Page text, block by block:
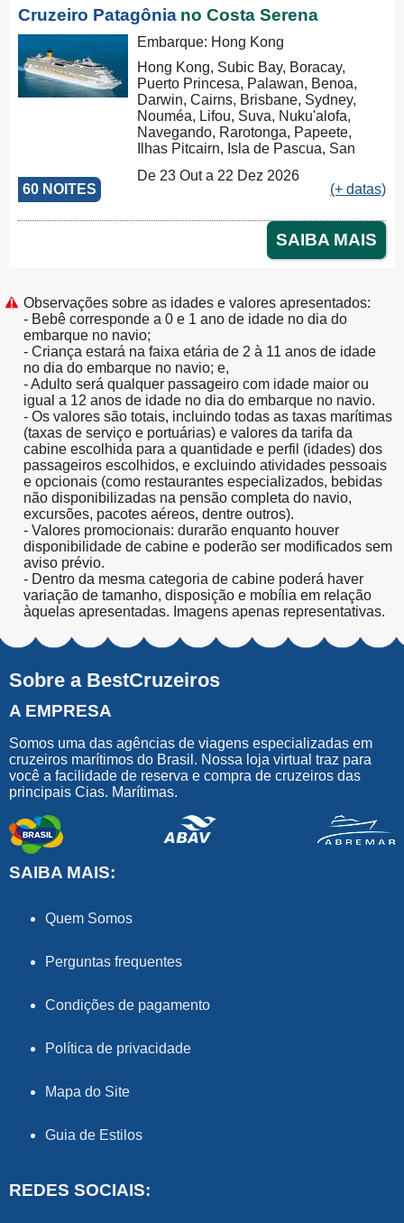
Cruzeiro Patagônia no Costa Serena
60 NOITES
Embarque: Hong Kong
Hong Kong, Subic Bay, Boracay,
Puerto Princesa, Palawan, Benoa,
Darwin, Cairns, Brisbane, Sydney,
Nouméa, Lifou, Suva, Nuku'alofa,
Navegando, Rarotonga, Papeete,
Ilhas Pitcairn, Isla de Pascua, San
Chacabuco, Punta Arenas, Ushuaia,
De 23 Out a 22 Dez 2026
(+ datas)
SAIBA MAIS
Observações sobre as idades e valores apresentados:
- Bebê corresponde a 0 e 1 ano de idade no dia do
embarque no navio;
- Criança estará na faixa etária de 2 à 11 anos de idade
no dia do embarque no navio; e,
- Adulto será qualquer passageiro com idade maior ou
igual a 12 anos de idade no dia do embarque no navio.
- Os valores são totais, incluindo todas as taxas marítimas
(taxas de serviço e portuárias) e valores da tarifa da
cabine escolhida para a quantidade e perfil (idades) dos
passageiros escolhidos, e excluindo atividades pessoais
e opcionais (como restaurantes especializados, bebidas
não disponibilizadas na pensão completa do navio,
excursões, pacotes aéreos, dentre outros).
- Valores promocionais: durarão enquanto houver
disponibilidade de cabine e poderão ser modificados sem
aviso prévio.
- Dentro da mesma categoria de cabine poderá haver
variação de tamanho, disposição e mobília em relação
àquelas apresentadas. Imagens apenas representativas.
Sobre a BestCruzeiros
A EMPRESA
Somos uma das agências de viagens especializadas em
cruzeiros marítimos do Brasil. Nossa loja virtual traz para
você a facilidade de reserva e compra de cruzeiros das
principais Cias. Marítimas.
SAIBA MAIS:
Quem Somos
Perguntas frequentes
Condições de pagamento
Política de privacidade
Mapa do Site
Guia de Estilos
REDES SOCIAIS: